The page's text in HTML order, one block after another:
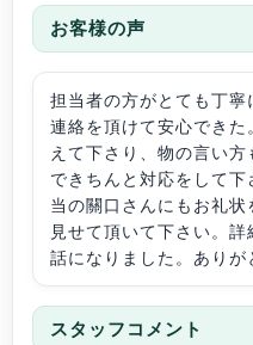
お客様の声
担当者の方がとても丁
連絡を頂けて安心でき
えて下さり、物の言い
できちんと対応をして
当の關口さんにもお礼
見せて頂いて下さい。
話になりました。ありが
スタッフコメント